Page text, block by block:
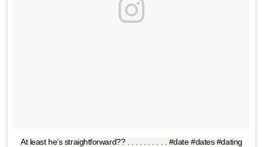
At least he’s straightforward?? . . . . . . . . . . #date #dates #dating